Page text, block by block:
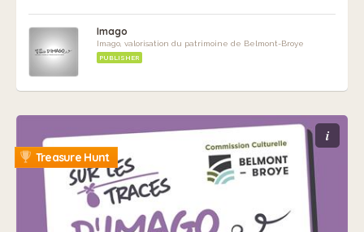
Imago
Imago, valorisation du patrimoine de Belmont-Broye
PUBLISHER
i
Treasure Hunt